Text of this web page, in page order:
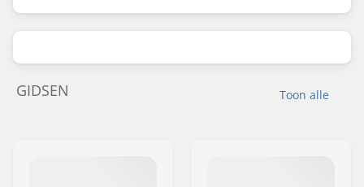
Toon alle
GIDSEN